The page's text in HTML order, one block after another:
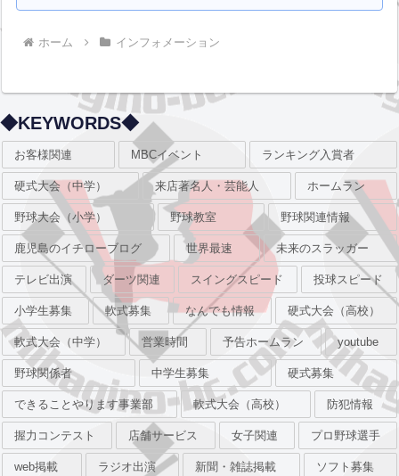
ホーム インフォメーション
◆KEYWORDS◆
お客様関連 MBCイベント ランキング入賞者
硬式大会（中学） 来店著名人・芸能人 ホームラン
野球大会（小学） 野球教室 野球関連情報
鹿児島のイチローブログ 世界最速 未来のスラッガー
テレビ出演 ダーツ関連 スイングスピード 投球スピード
小学生募集 軟式募集 なんでも情報 硬式大会（高校）
軟式大会（中学） 営業時間 予告ホームラン youtube
野球関係者 中学生募集 硬式募集
できることやります事業部 軟式大会（高校） 防犯情報
握力コンテスト 店舗サービス 女子関連 プロ野球選手
web掲載 ラジオ出演 新聞・雑誌掲載 ソフト募集